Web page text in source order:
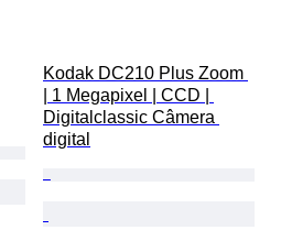
Kodak DC210 Plus Zoom
| 1 Megapixel | CCD |
Digitalclassic Câmera
digital